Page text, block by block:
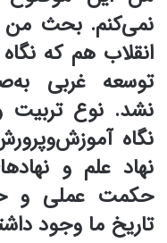
نمی‌کنم. بحث
انقلاب هم که
توسعه غربی
نشد. نوع
نگاه
نهاد علم و
حکمت عملی و
تاریخ ما وجود